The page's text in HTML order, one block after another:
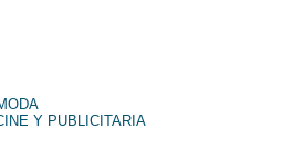
Y PUBLICITARIA